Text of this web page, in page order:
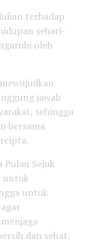
terhadap
sehari-
oleh
jawab
sehingga
bersama
Pulau Sejuk
untuk
untuk
dan sehat.